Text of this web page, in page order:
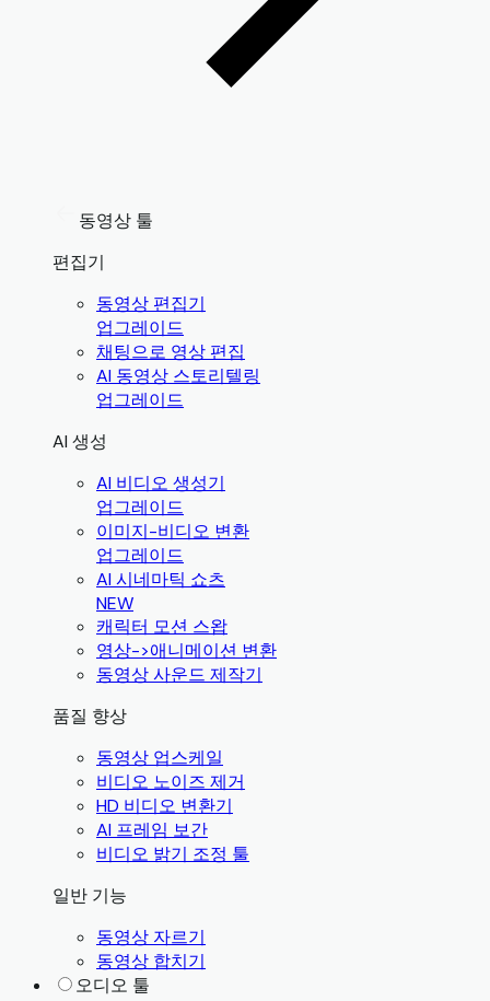
동영상 툴
편집기
동영상 편집기
업그레이드
채팅으로 영상 편집
AI 동영상 스토리텔링
업그레이드
AI 생성
AI 비디오 생성기
업그레이드
이미지-비디오 변환
업그레이드
AI 시네마틱 쇼츠
NEW
캐릭터 모션 스왑
영상->애니메이션 변환
동영상 사운드 제작기
품질 향상
동영상 업스케일
비디오 노이즈 제거
HD 비디오 변환기
AI 프레임 보간
비디오 밝기 조정 툴
일반 기능
동영상 자르기
동영상 합치기
오디오 툴